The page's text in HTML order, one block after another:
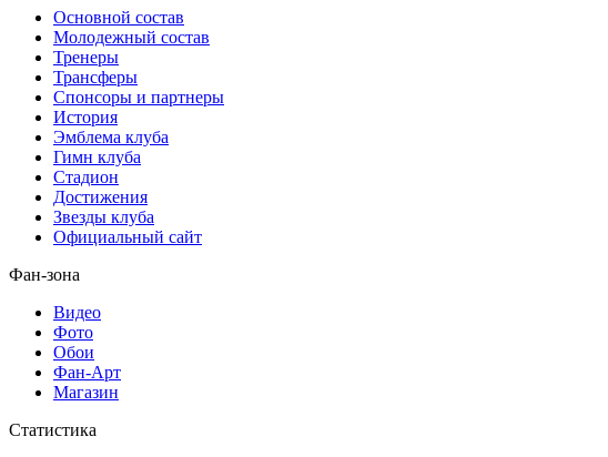
Основной состав
Молодежный состав
Тренеры
Трансферы
Спонсоры и партнеры
История
Эмблема клуба
Гимн клуба
Стадион
Достижения
Звезды клуба
Официальный сайт
Фан-зона
Видео
Фото
Обои
Фан-Арт
Магазин
Статистика